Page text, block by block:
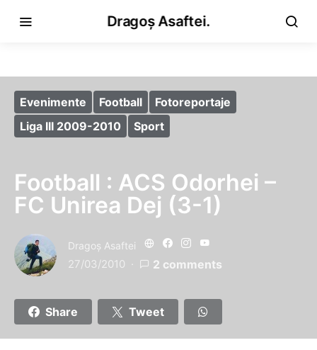
Dragoș Asaftei.
Evenimente Football
Fotoreportaje
Liga III 2009-2010
Sport
Football : ACS Odorhei –
FC Unirea Dej (3-1)
Dragoş Asaftei
27/03/2010 2 comments
Share Tweet